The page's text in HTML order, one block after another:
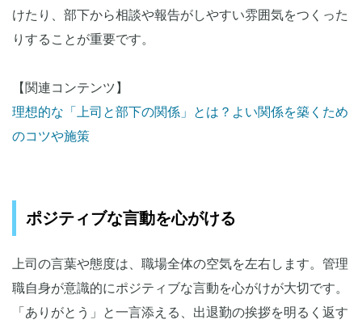
けたり、部下から相談や報告がしやすい雰囲気をつくった
りすることが重要です。
【関連コンテンツ】
理想的な「上司と部下の関係」とは？よい関係を築くため
のコツや施策
ポジティブな言動を心がける
上司の言葉や態度は、職場全体の空気を左右します。管理
職自身が意識的にポジティブな言動を心がけが大切です。
「ありがとう」と一言添える、出退勤の挨拶を明るく返す